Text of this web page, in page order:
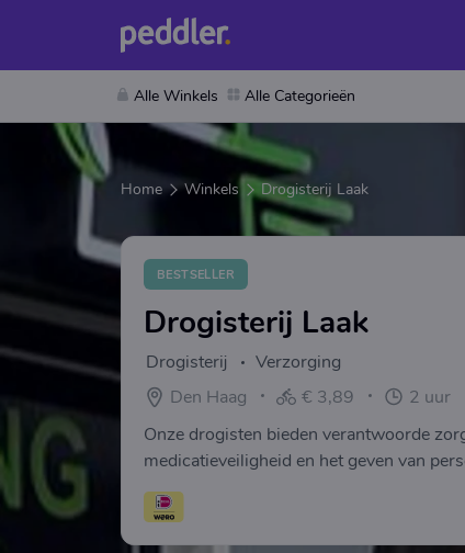
Alle Winkels Alle Categorieën
Home Winkels Drogisterij Laak
BESTSELLER
Drogisterij Laak
Drogisterij
Verzorging
Den Haag
€ 3,89
2 uur
Onze drogisten bieden verantwoorde
medicatieveiligheid en het geven van
centraal. Heeft u vragen dan kunt u altijd
openingstijden met onze gediplomeerde
klaar! Drogisterij Laak